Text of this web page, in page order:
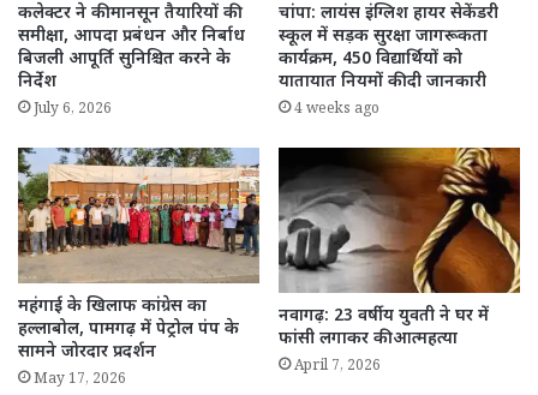
कलेक्टर ने की मानसून तैयारियों की
समीक्षा, आपदा प्रबंधन और निर्बाध
बिजली आपूर्ति सुनिश्चित करने के
निर्देश
July 6, 2026
चांपा: लायंस इंग्लिश हायर सेकेंडरी
स्कूल में सड़क सुरक्षा जागरूकता
कार्यक्रम, 450 विद्यार्थियों को
यातायात नियमों की दी जानकारी
4 weeks ago
महंगाई के खिलाफ कांग्रेस का
हल्लाबोल, पामगढ़ में पेट्रोल पंप के
सामने जोरदार प्रदर्शन
May 17, 2026
नवागढ़: 23 वर्षीय युवती ने घर में
फांसी लगाकर की आत्महत्या
April 7, 2026